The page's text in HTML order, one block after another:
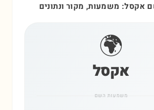
אקסל: משמעות, מקור ונתונים
🌍
אקסל
משמעות השם